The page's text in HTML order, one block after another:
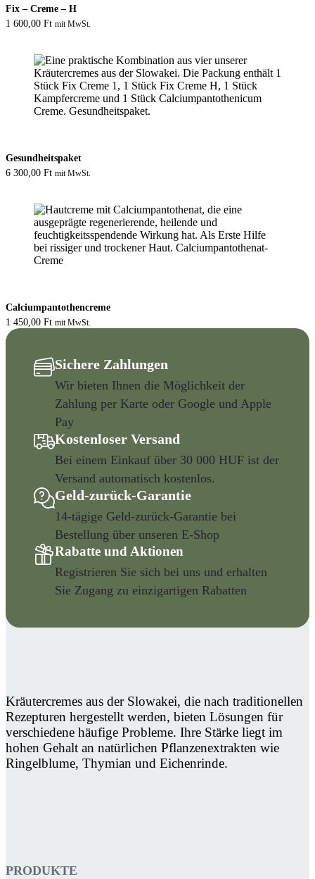
Fix – Creme – H
1 600,00 Ft mit MwSt.
Gesundheitspaket
6 300,00 Ft mit MwSt.
Calciumpantothencreme
1 450,00 Ft mit MwSt.
Sichere Zahlungen
Wir bieten Ihnen die Möglichkeit der
Zahlung per Karte oder Google und Apple
Pay
Kostenloser Versand
Bei einem Einkauf über 30 000 HUF ist der
Versand automatisch kostenlos.
Geld-zurück-Garantie
14-tägige Geld-zurück-Garantie bei
Bestellung über unseren E-Shop
Rabatte und Aktionen
Registrieren Sie sich bei uns und erhalten
Sie Zugang zu einzigartigen Rabatten
Kräutercremes aus der Slowakei, die nach traditionellen
Rezepturen hergestellt werden, bieten Lösungen für
verschiedene häufige Probleme. Ihre Stärke liegt im
hohen Gehalt an natürlichen Pflanzenextrakten wie
Ringelblume, Thymian und Eichenrinde.
PRODUKTE